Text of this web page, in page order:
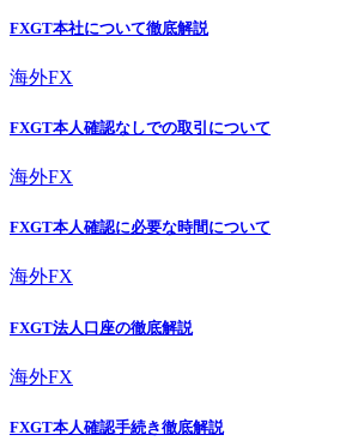
FXGT本社について徹底解説
海外FX
FXGT本人確認なしでの取引について
海外FX
FXGT本人確認に必要な時間について
海外FX
FXGT法人口座の徹底解説
海外FX
FXGT本人確認手続き徹底解説